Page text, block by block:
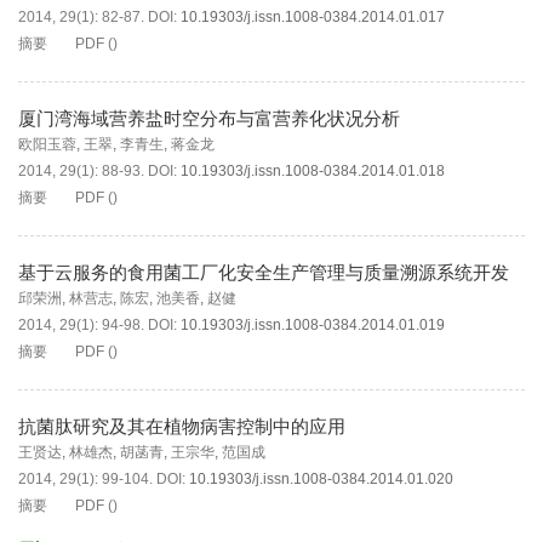
2014, 29(1): 82-87. DOI: 10.19303/j.issn.1008-0384.2014.01.017
摘要
PDF ()
厦门湾海域营养盐时空分布与富营养化状况分析
欧阳玉蓉, 王翠, 李青生, 蒋金龙
2014, 29(1): 88-93. DOI: 10.19303/j.issn.1008-0384.2014.01.018
摘要
PDF ()
基于云服务的食用菌工厂化安全生产管理与质量溯源系统开发
邱荣洲 , 林营志, 陈宏, 池美香, 赵健
2014, 29(1): 94-98. DOI: 10.19303/j.issn.1008-0384.2014.01.019
摘要
PDF ()
抗菌肽研究及其在植物病害控制中的应用
王贤达, 林雄杰, 胡菡青, 王宗华, 范国成
2014, 29(1): 99-104. DOI: 10.19303/j.issn.1008-0384.2014.01.020
摘要
PDF ()